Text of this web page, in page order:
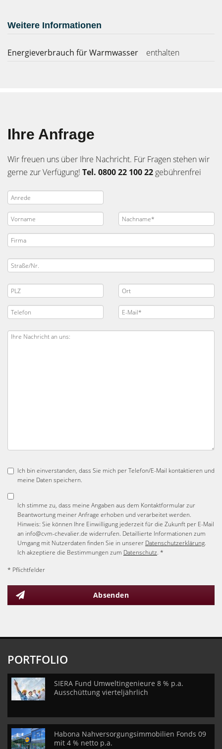
Weitere Informationen
Energieverbrauch für Warmwasser enthalten
Ihre Anfrage
Wir freuen uns über Ihre Nachricht. Für Fragen stehen wir
gerne zur Verfügung! Tel. 0800 22 100 22 gebührenfrei
Ich bin einverstanden, dass Sie mich per Telefon/E-Mail kontaktieren und
meine Daten speichern.
Ich stimme zu, dass meine Angaben aus dem Kontaktformular zur
Beantwortung meiner Anfrage erhoben und verarbeitet werden.
Hinweis: Sie können Ihre Einwilligung jederzeit für die Zukunft per E-Mail
an info@cvm-chevalier.de widerrufen. Detaillierte Informationen zum
Umgang mit Nutzerdaten finden Sie in unserer Datenschutzerklärung.
Ich akzeptiere die Bestimmungen zum Datenschutz. *
* Pflichtfelder
Absenden
PORTFOLIO
SIERA Fund Umweltingenieure 8 % p.a.
Ausschüttung vierteljährlich
Habona Nahversorgungsimmobilien Fonds 09
mit 4 % netto p.a.